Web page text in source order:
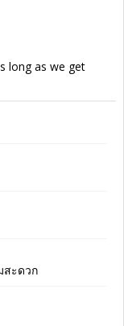
long as we get
สะดวก